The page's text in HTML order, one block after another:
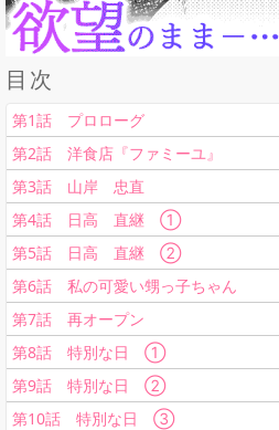
目次
第1話 プロローグ
第2話 洋食店『ファミーユ』
第3話 山岸 忠直
第4話 日高 直継 ①
第5話 日高 直継 ②
第6話 私の可愛い甥っ子ちゃん
第7話 再オープン
第8話 特別な日 ①
第9話 特別な日 ②
第10話 特別な日 ③